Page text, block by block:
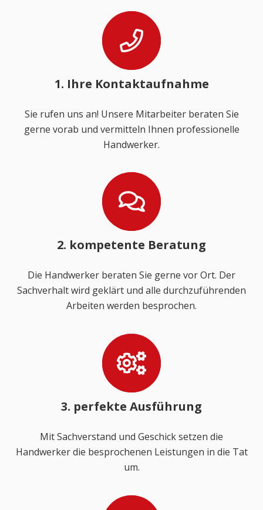
1. Ihre Kontaktaufnahme
Sie rufen uns an! Unsere Mitarbeiter beraten Sie
gerne vorab und vermitteln Ihnen professionelle
Handwerker.
2. kompetente Beratung
Die Handwerker beraten Sie gerne vor Ort. Der
Sachverhalt wird geklärt und alle durchzuführenden
Arbeiten werden besprochen.
3. perfekte Ausführung
Mit Sachverstand und Geschick setzen die
Handwerker die besprochenen Leistungen in die Tat
um.